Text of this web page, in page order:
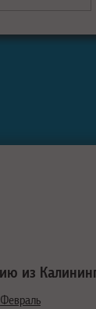
из
Февраль